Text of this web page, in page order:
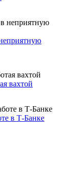
вахтой
в Т-Банке